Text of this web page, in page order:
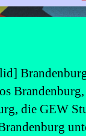
die GEW